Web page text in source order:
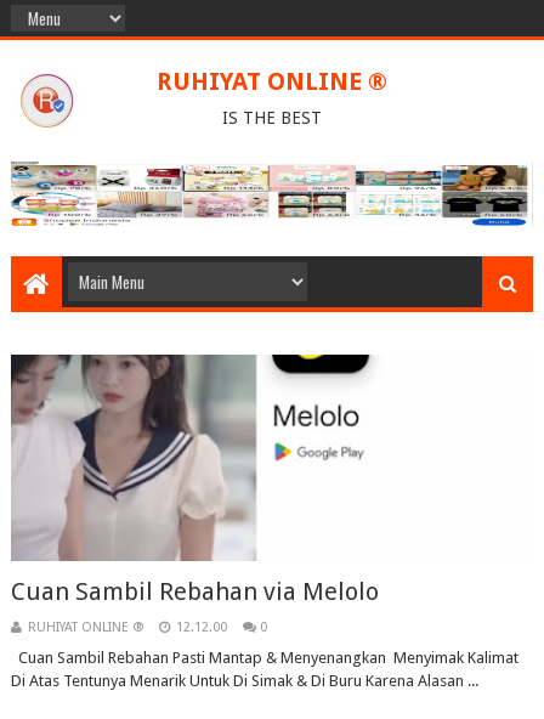
RUHIYAT ONLINE ®
IS THE BEST
Cuan Sambil Rebahan via Melolo
RUHIYAT ONLINE ® 12.12.00 0
Cuan Sambil Rebahan Pasti Mantap & Menyenangkan Menyimak Kalimat
Di Atas Tentunya Menarik Untuk Di Simak & Di Buru Karena Alasan ...